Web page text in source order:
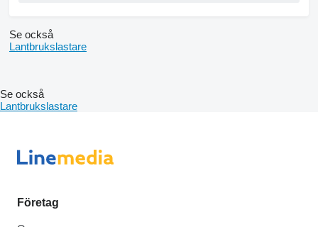
Se också
Lantbrukslastare
Se också
Lantbrukslastare
Företag